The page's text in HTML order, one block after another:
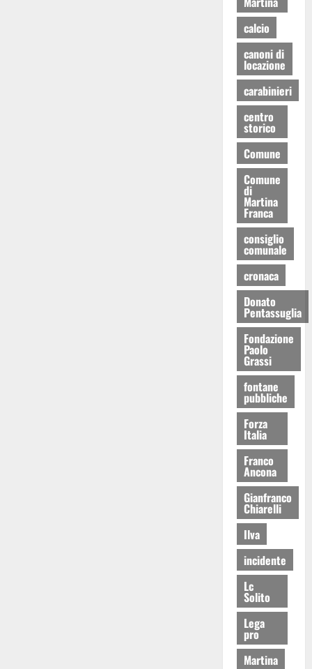
calcio
canoni di
locazione
carabinieri
centro
storico
Comune
Comune
di
Martina
Franca
consiglio
comunale
cronaca
Donato
Pentassuglia
Fondazione
Paolo
Grassi
fontane
pubbliche
Forza
Italia
Franco
Ancona
Gianfranco
Chiarelli
Ilva
incidente
Lc
Solito
Lega
pro
Martina